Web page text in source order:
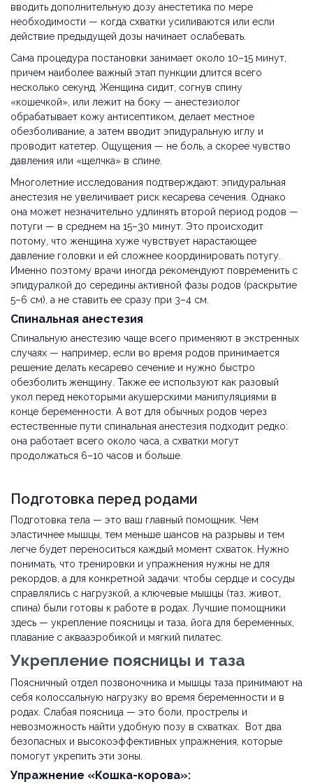
вводить дополнительную дозу анестетика по мере
необходимости — когда схватки усиливаются или если
действие предыдущей дозы начинает ослабевать.
Сама процедура постановки занимает около 10–15 минут,
причем наиболее важный этап пункции длится всего
несколько секунд. Женщина сидит, согнув спину
«кошечкой», или лежит на боку — анестезиолог
обрабатывает кожу антисептиком, делает местное
обезболивание, а затем вводит эпидуральную иглу и
проводит катетер. Ощущения — не боль, а скорее чувство
давления или «щелчка» в спине.
Многолетние исследования подтверждают: эпидуральная
анестезия не увеличивает риск кесарева сечения. Однако
она может незначительно удлинять второй период родов —
потуги — в среднем на 15–30 минут. Это происходит
потому, что женщина хуже чувствует нарастающее
давление головки и ей сложнее координировать потугу.
Именно поэтому врачи иногда рекомендуют повременить с
эпидуралкой до середины активной фазы родов (раскрытие
5–6 см), а не ставить ее сразу при 3–4 см.
Спинальная анестезия
Спинальную анестезию чаще всего применяют в экстренных
случаях — например, если во время родов принимается
решение делать кесарево сечение и нужно быстро
обезболить женщину. Также ее используют как разовый
укол перед некоторыми акушерскими манипуляциями в
конце беременности. А вот для обычных родов через
естественные пути спинальная анестезия подходит редко:
она работает всего около часа, а схватки могут
продолжаться 6–10 часов и больше.
Подготовка перед родами
Подготовка тела — это ваш главный помощник. Чем
эластичнее мышцы, тем меньше шансов на разрывы и тем
легче будет переноситься каждый момент схваток. Нужно
понимать, что тренировки и упражнения нужны не для
рекордов, а для конкретной задачи: чтобы сердце и сосуды
справлялись с нагрузкой, а ключевые мышцы (таз, живот,
спина) были готовы к работе в родах. Лучшие помощники
здесь — укрепление поясницы и таза, йога для беременных,
плавание с аквааэробикой и мягкий пилатес.
Укрепление поясницы и таза
Поясничный отдел позвоночника и мышцы таза принимают на
себя колоссальную нагрузку во время беременности и в
родах. Слабая поясница — это боли, прострелы и
невозможность найти удобную позу в схватках. Вот два
безопасных и высокоэффективных упражнения, которые
помогут укрепить эти зоны.
Упражнение «Кошка-корова»: